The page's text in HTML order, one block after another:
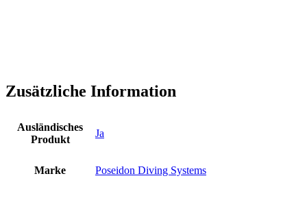
Zusätzliche Information
Ausländisches
Produkt
Ja
Marke Poseidon Diving Systems